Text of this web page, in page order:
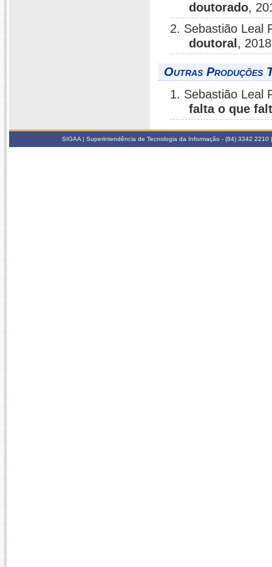
doutorado,
2. Sebastião Leal
doutoral ,
Outras Produções
1. Sebastião Leal
falta o que
SIGAA | Superintendência de Tecnologia da Informação - (84) 3342